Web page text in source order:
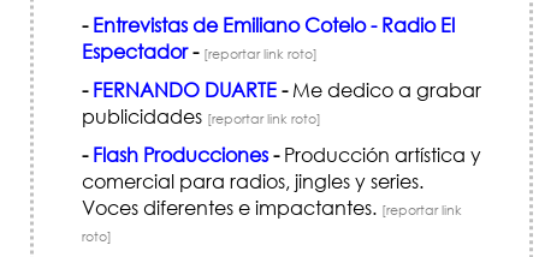
- Entrevistas de Emiliano Cotelo - Radio El
Espectador- [reportar link roto]
- FERNANDO DUARTE-Me dedico a grabar
publicidades [reportar link roto]
- Flash Producciones-Producción artística y
comercial para radios, jingles y series.
Voces diferentes e impactantes. [reportar link
roto]